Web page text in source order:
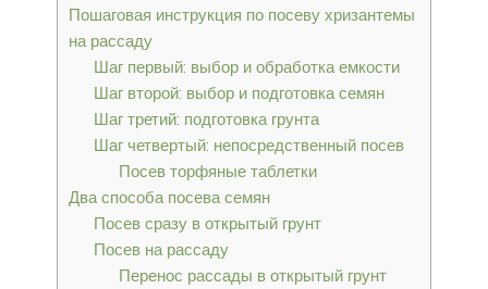
Пошаговая инструкция по посеву хризантемы
на рассаду
Шаг первый: выбор и обработка емкости
Шаг второй: выбор и подготовка семян
Шаг третий: подготовка грунта
Шаг четвертый: непосредственный посев
Посев торфяные таблетки
Два способа посева семян
Посев сразу в открытый грунт
Посев на рассаду
Перенос рассады в открытый грунт